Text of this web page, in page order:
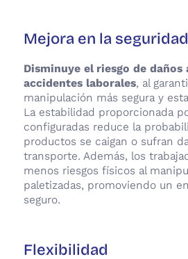
Mejora en la seguridad
Disminuye el riesgo de
accidentes laborales, al
manipulación más segura y
La estabilidad proporcionada
configuradas reduce la
productos se caigan o sufran
transporte. Además, los
menos riesgos físicos al
paletizadas, promoviendo un
seguro.
Flexibilidad